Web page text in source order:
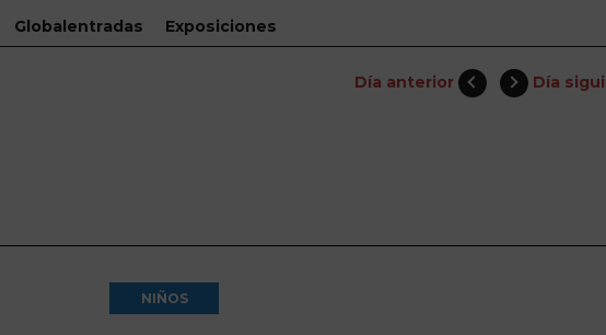
Globalentradas Exposiciones
Día anterior Día
NIÑOS